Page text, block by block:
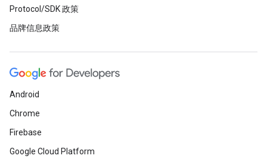
Protocol/SDK 政策
品牌信息政策
Android
Chrome
Firebase
Google Cloud Platform